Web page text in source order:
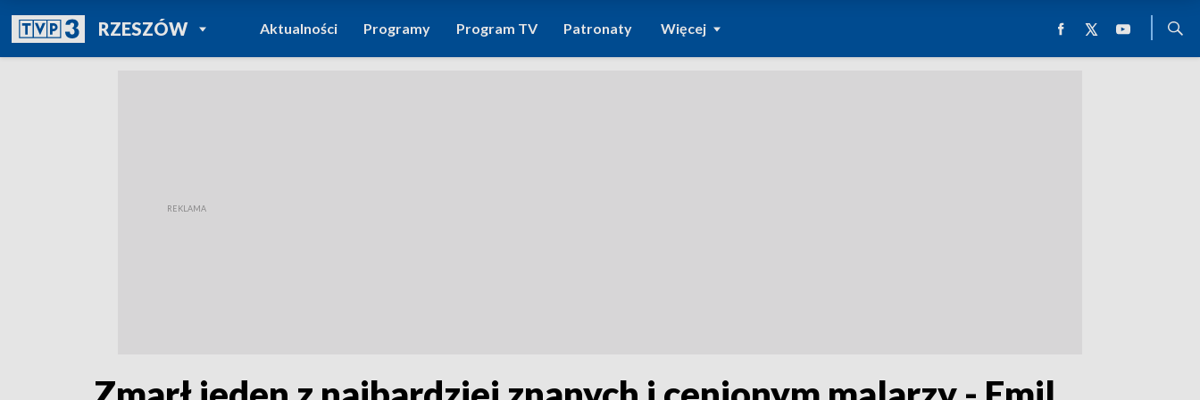
RZESZÓWPOWRÓT DO
TVP REGIONY
Aktualności Programy Program TV Patronaty Więcej